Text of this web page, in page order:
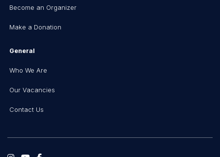
Become an Organizer
Make a Donation
General
Who We Are
Our Vacancies
Contact Us